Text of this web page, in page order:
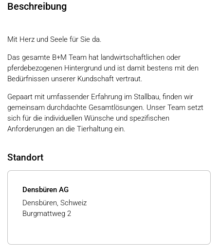
Beschreibung
Mit Herz und Seele für Sie da.
Das gesamte B+M Team hat landwirtschaftlichen oder
pferdebezogenen Hintergrund und ist damit bestens mit den
Bedürfnissen unserer Kundschaft vertraut.
Gepaart mit umfassender Erfahrung im Stallbau, finden wir
gemeinsam durchdachte Gesamtlösungen. Unser Team setzt
sich für die individuellen Wünsche und spezifischen
Anforderungen an die Tierhaltung ein.
Standort
Densbüren AG
Densbüren, Schweiz
Burgmattweg 2